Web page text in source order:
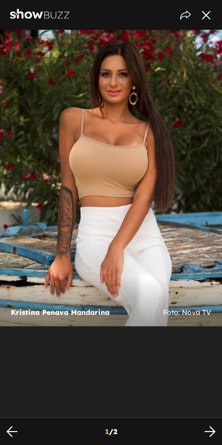
Kristina Penava Mandarina Foto: Nova TV
1/2